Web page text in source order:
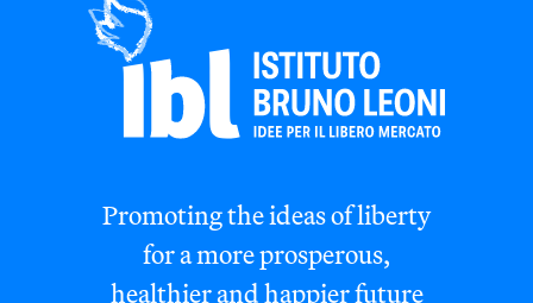
Promoting the ideas of liberty
for a more prosperous,
healthier and happier future